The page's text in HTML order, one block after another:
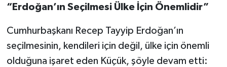
“Erdoğan’ın Seçilmesi Ülke İçin Önemlidir”
Cumhurbaşkanı Recep Tayyip Erdoğan’ın
seçilmesinin, kendileri için değil, ülke için önemli
olduğuna işaret eden Küçük, şöyle devam etti: